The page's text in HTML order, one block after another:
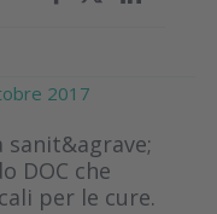
2017
DOC che
per le cure.